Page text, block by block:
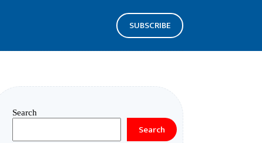
SUBSCRIBE
Search
Search